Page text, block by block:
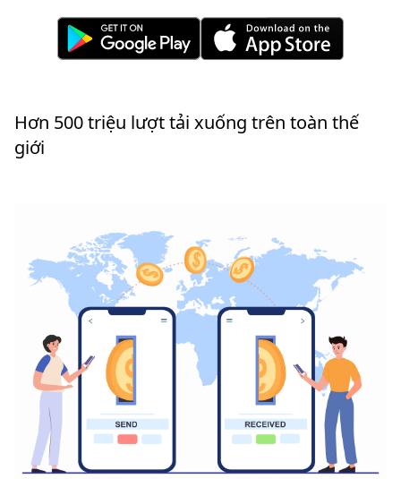
Hơn 500 triệu lượt tải xuống trên toàn thế
giới